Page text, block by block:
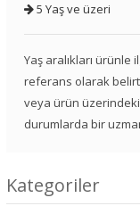
5 Yaş ve üzeri
Yaş aralıkları ürünle
referans olarak
veya ürün üzerindeki
durumlarda bir
Kategoriler